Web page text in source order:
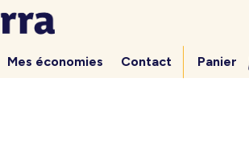
Mes économies Contact Panier